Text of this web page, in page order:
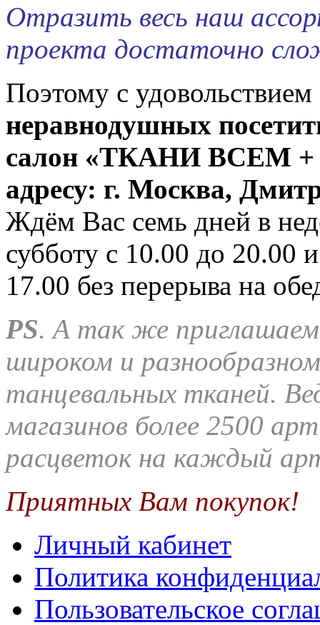
Отразить весь наш
проекта достаточно
Поэтому с удовольствием
неравнодушных
салон «ТКАНИ ВСЕМ
адресу: г. Москва,
Ждём Вас семь дней в
субботу с 10.00 до 20.00
17.00 без перерыва на
PS. А так же приглашаем
широком и
танцевальных тканей.
магазинов более 2500
расцветок на каждый
Приятных Вам покупок!
Личный кабинет
Политика
Пользовательское